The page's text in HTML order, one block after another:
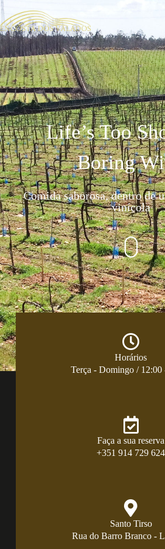
Life’s Too
Boring
Comida saborosa, dentro de
vinícola
Horários
Terça - Domingo / 12:00
Faça a sua reserva
+351 914 729 624
Santo Tirso
Rua do Barro Branco -